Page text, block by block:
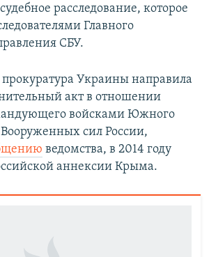
расследование, которое
Главного
СБУ.
прокуратура Украины направила
акт в отношении
войсками Южного
Вооруженных сил России,
ведомства, в 2014 году
аннексии Крыма.